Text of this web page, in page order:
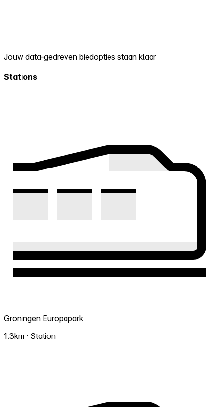
Jouw data-gedreven biedopties staan klaar
Stations
Groningen Europapark
1.3km · Station